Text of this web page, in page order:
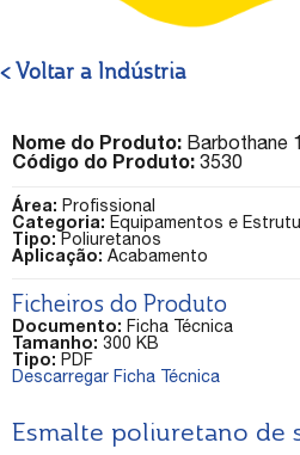
< Voltar a Indústria
Nome do Produto: Barbothane
Código do Produto: 3530
Área: Profissional
Categoria: Equipamentos e
Tipo: Poliuretanos
Aplicação: Acabamento
Ficheiros do Produto
Documento: Ficha Técnica
Tamanho: 300 KB
Tipo: PDF
Descarregar Ficha Técnica
Esmalte poliuretano de